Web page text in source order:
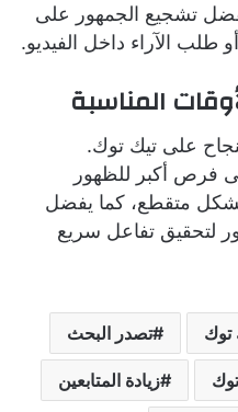
تشجيع الجمهور على
طلب الآراء داخل الفيديو.
المناسبة
على تيك توك.
فرص أكبر للظهور
بشكل متقطع، كما يفضل
لتحقيق تفاعل سريع
توك تصدر البحث
زيادة المتابعين